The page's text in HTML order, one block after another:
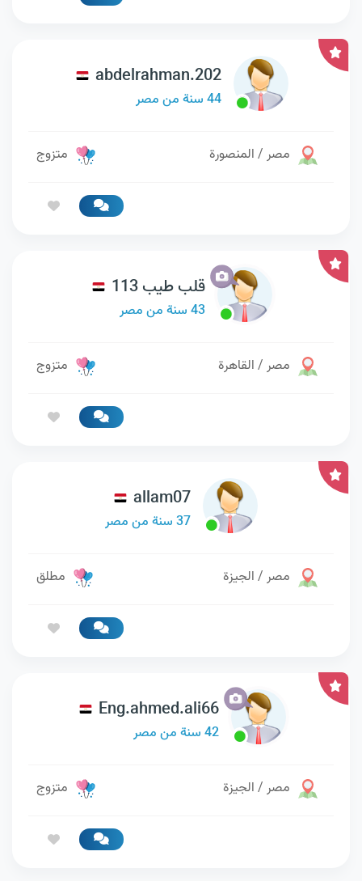
abdelrahman.202
44 سنة من مصر
مصر / المنصورة متزوج
قلب طيب 113
43 سنة من مصر
مصر / القاهرة متزوج
allam07
37 سنة من مصر
مصر / الجيزة مطلق
Eng.ahmed.ali66
42 سنة من مصر
مصر / الجيزة متزوج